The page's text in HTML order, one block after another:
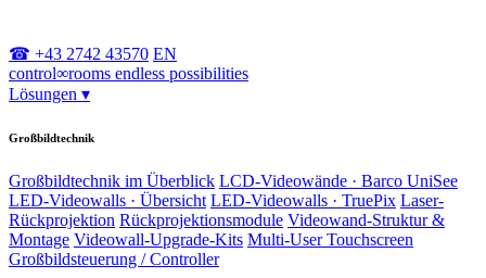
☎ +43 2742 43570 EN
control∞rooms endless possibilities
Lösungen ▾
Großbildtechnik
Großbildtechnik im Überblick LCD-Videowände · Barco UniSee
LED-Videowalls · Übersicht LED-Videowalls · TruePix Laser-
Rückprojektion Rückprojektionsmodule Videowand-Struktur &
Montage Videowall-Upgrade-Kits Multi-User Touchscreen
Großbildsteuerung / Controller